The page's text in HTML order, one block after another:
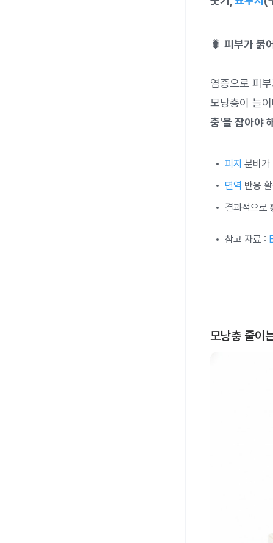
🐛 피부가 붉
염증으로 피
모낭충이 늘
충'을 잡아야
피지 분비
면역 반응
결과적으로
참고 자료 :
모낭충 줄이